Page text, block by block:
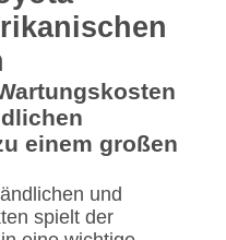
einem großen
und
spielt der